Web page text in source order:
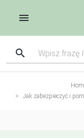
Jak zabezpieczyć i